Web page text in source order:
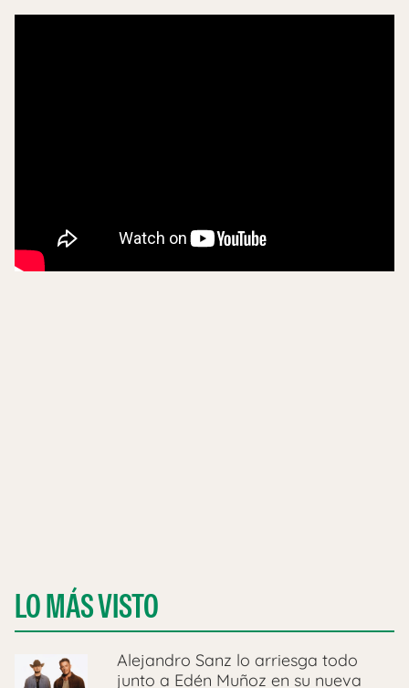
LO MÁS VISTO
Alejandro Sanz lo arriesga todo
junto a Edén Muñoz en su nueva